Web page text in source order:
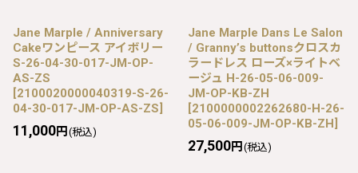
Jane Marple / Anniversary
Cakeワンピース アイボリー
S-26-04-30-017-JM-OP-
AS-ZS
[2100020000040319-S-26-
04-30-017-JM-OP-AS-ZS]
11,000円 (税込)
Jane Marple Dans Le Salon
/ Granny’s buttonsクロスカ
ラードレス ローズ×ライトベ
ージュ H-26-05-06-009-
JM-OP-KB-ZH
[2100000002262680-H-26-
05-06-009-JM-OP-KB-ZH]
27,500円 (税込)